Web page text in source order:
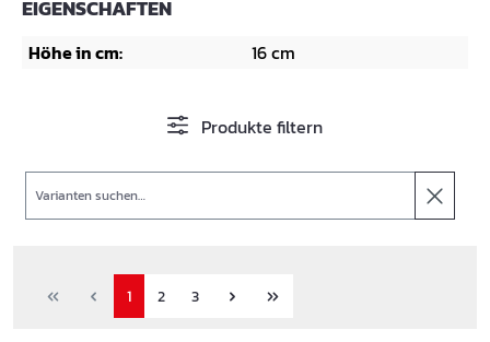
EIGENSCHAFTEN
Höhe in cm: 16 cm
Produkte filtern
1 2 3